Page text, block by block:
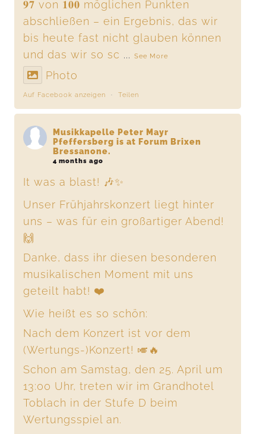
𝟗𝟕 von 𝟏𝟎𝟎 möglichen Punkten
abschließen – ein Ergebnis, das wir
bis heute fast nicht glauben können
und das wir so sc ...See More
Photo
Auf Facebook anzeigen · Teilen
Musikkapelle Peter Mayr
Pfeffersberg is at Forum Brixen
Bressanone.
4 months ago
It was a blast! 🎶✨
Unser Frühjahrskonzert liegt hinter
uns – was für ein großartiger Abend!
🙌
Danke, dass ihr diesen besonderen
musikalischen Moment mit uns
geteilt habt! ❤️
Wie heißt es so schön:
Nach dem Konzert ist vor dem
(Wertungs-)Konzert! 🎺🔥
Schon am Samstag, den 25. April um
13:00 Uhr, treten wir im Grandhotel
Toblach in der Stufe D beim
Wertungsspiel an.